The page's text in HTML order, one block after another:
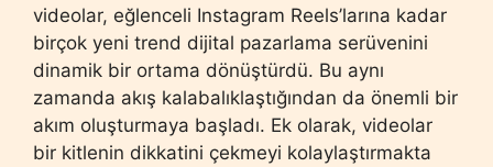
videolar, eğlenceli Instagram Reels’larına kadar
birçok yeni trend dijital pazarlama serüvenini
dinamik bir ortama dönüştürdü. Bu aynı
zamanda akış kalabalıklaştığından da önemli bir
akım oluşturmaya başladı. Ek olarak, videolar
bir kitlenin dikkatini çekmeyi kolaylaştırmakta